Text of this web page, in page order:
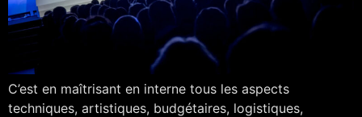
C’est en maîtrisant en interne tous les aspects
techniques, artistiques, budgétaires, logistiques,